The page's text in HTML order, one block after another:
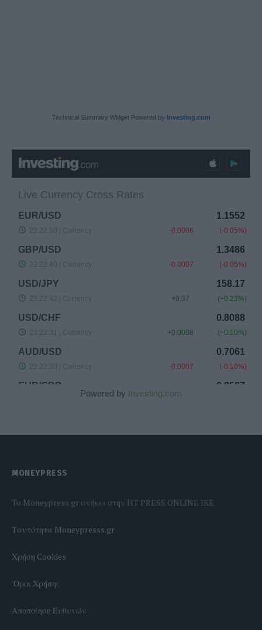
Technical Summary Widget Powered by Investing.com
Powered by Investing.com
MONEYPRESS
To Moneypress.gr ανήκει στην HT PRESS ONLINE IKE
Tαυτότητα Moneypresss.gr
Χρήση Cookies
'Οροι Χρήσης
Αποποίηση Ευθυνών